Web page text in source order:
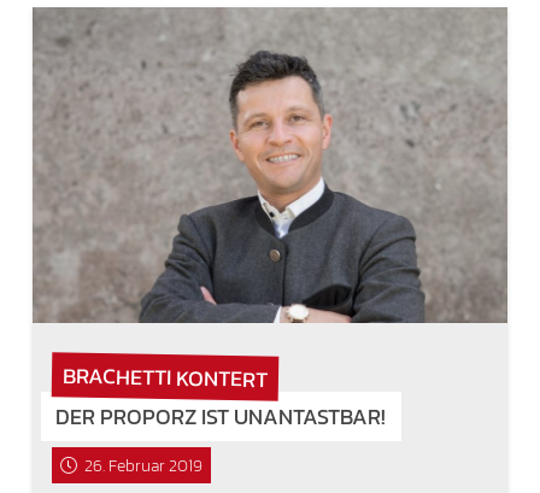
BRACHETTI KONTERT
DER PROPORZ IST UNANTASTBAR!
26. Februar 2019